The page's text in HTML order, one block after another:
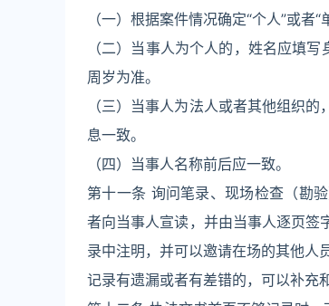
（一）根据案件情况确定“个人”或者“
（二）当事人为个人的，姓名应填
周岁为准。
（三）当事人为法人或者其他组织
息一致。
（四）当事人名称前后应一致。
第十一条 询问笔录、现场检查（勘
者向当事人宣读，并由当事人逐页签
录中注明，并可以邀请在场的其他人
记录有遗漏或者有差错的，可以补充